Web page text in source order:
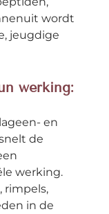
wordt
jeugdige
werking:
en
de
werking.
rimpels,
in de